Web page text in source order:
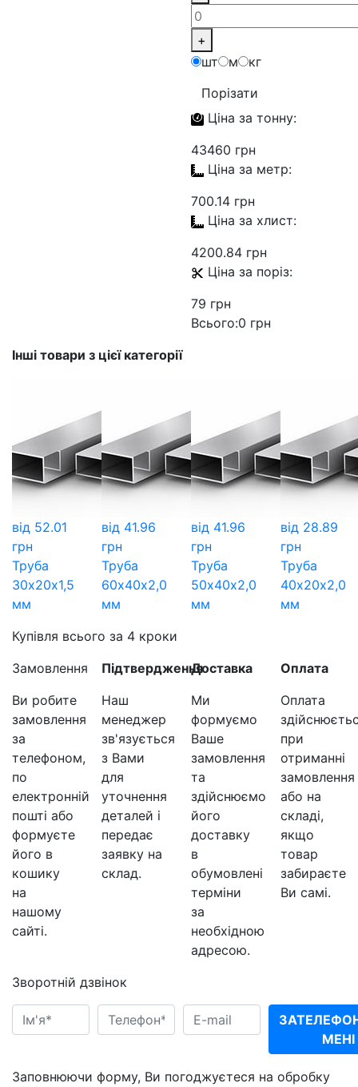
+
шт
м
кг
Порізати
Ціна за тонну:
43460 грн
Ціна за метр:
700.14 грн
Ціна за хлист:
4200.84 грн
Ціна за поріз:
79 грн
Всього:0 грн
Інші товари з цієї категорії
від 52.01
грн
Труба
30х20х1,5
мм
від 41.96
грн
Труба
60х40х2,0
мм
від 41.96
грн
Труба
50х40х2,0
мм
від 28.89
грн
Труба
40х20х2,0
мм
Купівля всього за 4 кроки
Замовлення
Ви робите
замовлення
за
телефоном,
по
електронній
пошті або
формуєте
його в
кошику
на
нашому
сайті.
Підтвердження
Наш
менеджер
зв'язується
з Вами
для
уточнення
деталей і
передає
заявку на
склад.
Доставка
Ми
формуємо
Ваше
замовлення
та
здійснюємо
його
доставку
в
обумовлені
терміни
за
необхідною
адресою.
Оплата
Оплата
при
отриманні
замовлення
або на
складі,
якщо
товар
забираєте
Ви самі.
Зворотній дзвінок
МЕНІ
Заповнюючи форму, Ви погоджуєтеся на обробку